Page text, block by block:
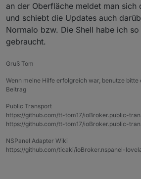
an der Oberfläche meldet man sich
und schiebt die Updates auch
Normalo bzw. Die Shell habe ich
gebraucht.
Gruß Tom
Wenn meine Hilfe erfolgreich war, benutze bitte
Beitrag
Public Transport
https://github.com/tt-tom17/ioBroker.public-
https://github.com/tt-tom17/ioBroker.public-
NSPanel Adapter Wiki
https://github.com/ticaki/ioBroker.nspanel-